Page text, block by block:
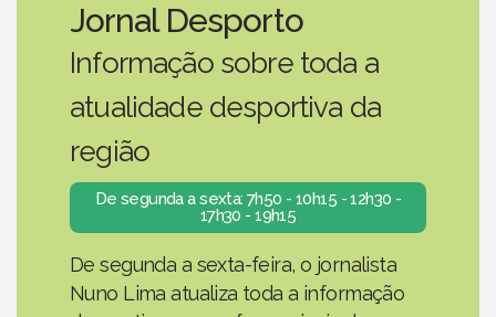
Jornal Desporto
Informação sobre toda a
atualidade desportiva da
região
De segunda a sexta: 7h50 - 10h15 - 12h30 -
17h30 - 19h15
De segunda a sexta-feira, o jornalista
Nuno Lima atualiza toda a informação